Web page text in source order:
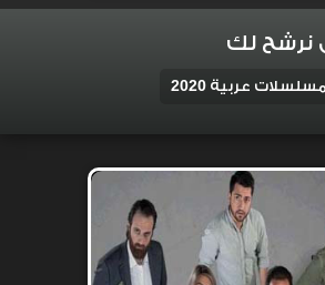
نرشح لك
مسلسلات عربية 2020